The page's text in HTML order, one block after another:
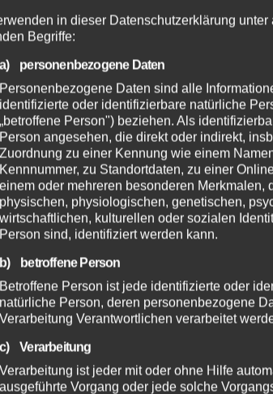
in dieser Datenschutzerklärung unter
Begriffe:
a) personenbezogene Daten
Personenbezogene Daten sind alle
identifizierte oder identifizierbare natürliche
„betroffene Person") beziehen. Als
Person angesehen, die direkt oder indirekt,
Zuordnung zu einer Kennung wie einem
Kennnummer, zu Standortdaten, zu einer
einem oder mehreren besonderen Merkmalen,
physischen, physiologischen, genetischen,
wirtschaftlichen, kulturellen oder sozialen
Person sind, identifiziert werden kann.
b) betroffene Person
Betroffene Person ist jede identifizierte oder
natürliche Person, deren personenbezogene
Verarbeitung Verantwortlichen verarbeitet
c) Verarbeitung
Verarbeitung ist jeder mit oder ohne Hilfe
ausgeführte Vorgang oder jede solche